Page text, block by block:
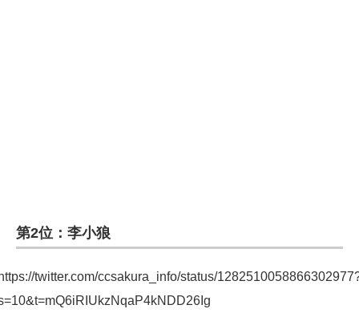
第2位：李小狼
twitter.com/ccsakura_info/status/